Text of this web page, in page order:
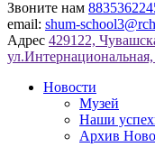
Звоните нам
email: shum-
Адрес 429122,
Новости
Музей
Наши
Архив